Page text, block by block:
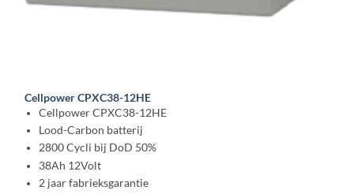
Cellpower CPXC38-12HE
Cellpower CPXC38-12HE
Lood-Carbon batterij
2800 Cycli bij DoD 50%
38Ah 12Volt
2 jaar fabrieksgarantie